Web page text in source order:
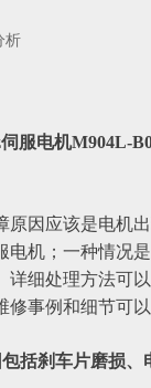
服电机M904L-
因应该是电机
电机；一种情况
细处理方法可
事例和细节可以
括刹车片磨损、
析